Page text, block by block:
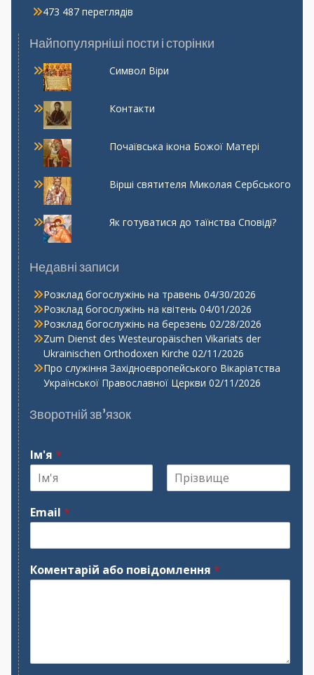
473 487 переглядів
Найпопулярніші пости і сторінки
Символ Віри
Контакти
Почаївська ікона Божої Матері
Вірші святителя Миколая Сербського
Як готуватися до таїнства Сповіді?
Недавні записи
Розклад богослужінь на травень 04/30/2026
Розклад богослужінь на квітень 04/01/2026
Розклад богослужінь на березень 02/28/2026
Zum Dienst des Westeuropäischen Vikariats der
Ukrainischen Orthodoxen Kirche 02/11/2026
Про служіння Західноєвропейського Вікаріатства
Української Православної Церкви 02/11/2026
Зворотній зв’язок
Ім'я *
м
'
и
е
Email *
Коментарій або повідомлення *